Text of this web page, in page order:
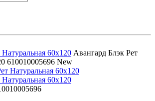
60x120 Авангард Блэк Рет
610010005696 New
60x120